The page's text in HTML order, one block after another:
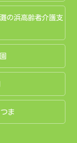
の浜高齢者介護支
ま